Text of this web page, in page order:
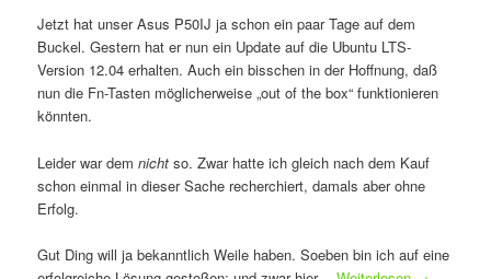
Jetzt hat unser Asus P50IJ ja schon ein paar Tage auf dem
Buckel. Gestern hat er nun ein Update auf die Ubuntu LTS-
Version 12.04 erhalten. Auch ein bisschen in der Hoffnung, daß
nun die Fn-Tasten möglicherweise „out of the box“ funktionieren
könnten.
Leider war demnicht so. Zwar hatte ich gleich nach dem Kauf
schon einmal in dieser Sache recherchiert, damals aber ohne
Erfolg.
Gut Ding will ja bekanntlich Weile haben. Soeben bin ich auf eine